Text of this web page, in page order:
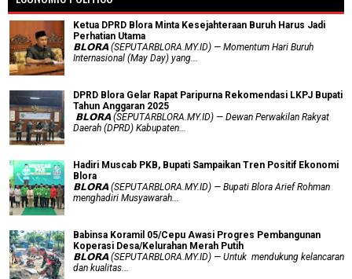
Ketua DPRD Blora Minta Kesejahteraan Buruh Harus Jadi
Perhatian Utama
​𝗕𝗟𝗢𝗥𝗔 (SEPUTARBLORA.MY.ID) — Momentum Hari Buruh
Internasional (May Day) yang...
DPRD Blora Gelar Rapat Paripurna Rekomendasi LKPJ Bupati
Tahun Anggaran 2025
‎ 𝗕𝗟𝗢𝗥𝗔 (SEPUTARBLORA.MY.ID) — Dewan Perwakilan Rakyat
Daerah (DPRD) Kabupaten...
Hadiri Muscab PKB, Bupati Sampaikan Tren Positif Ekonomi
Blora
𝗕𝗟𝗢𝗥𝗔 (SEPUTARBLORA.MY.ID) — Bupati Blora Arief Rohman
menghadiri Musyawarah...
Babinsa Koramil 05/Cepu Awasi Progres Pembangunan
Koperasi Desa/Kelurahan Merah Putih
𝗕𝗟𝗢𝗥𝗔 (SEPUTARBLORA.MY.ID) — Untuk mendukung kelancaran
dan kualitas...